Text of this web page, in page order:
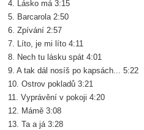
4. Lásko má 3:15
5. Barcarola 2:50
6. Zpívání 2:57
7. Líto, je mi líto 4:11
8. Nech tu lásku spát 4:01
9. A tak dál nosíš po kapsách... 5:22
10. Ostrov pokladů 3:21
11. Vyprávění v pokoji 4:20
12. Mámě 3:08
13. Ta a já 3:28